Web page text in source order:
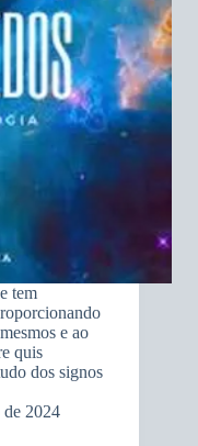
tem
e ao
quis
dos signos
de 2024